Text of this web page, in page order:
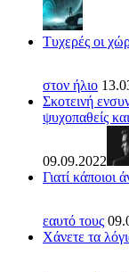
Τυχερές οι
στον ήλιο
Σκοτεινή
ψυχοπαθείς
09.09.2022
Γιατί
εαυτό τους
Χάνετε τα